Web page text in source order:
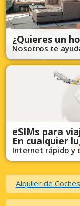
¿Quieres un
Nosotros te
eSIMs para
En cualquier
Internet rápido y
Alquiler de Coches